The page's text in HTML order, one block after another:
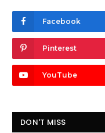
Facebook
Pinterest
YouTube
DON'T MISS